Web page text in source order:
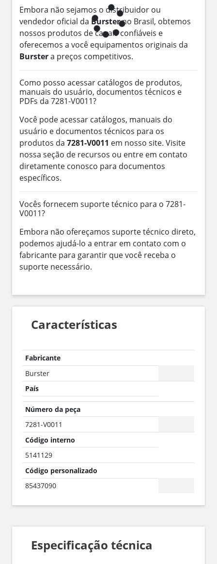
Embora não sejamos o distribuidor ou
vendedor oficial da Bursterno Brasil, obtemos
nossos produtos de canais confiáveis e
oferecemos a você equipamentos originais da
Burstera preços competitivos.
Como posso acessar catálogos de produtos,
manuais do usuário, documentos técnicos e
PDFs da 7281-V0011?
Você pode acessar catálogos, manuais do
usuário e documentos técnicos para os
produtos da 7281-V0011 em nosso site. Visite
nossa seção de recursos ou entre em contato
diretamente conosco para documentos
específicos.
Vocês fornecem suporte técnico para o 7281-
V0011?
Embora não ofereçamos suporte técnico direto,
podemos ajudá-lo a entrar em contato com o
fabricante para garantir que você receba o
suporte necessário.
Características
Fabricante
Burster
País
Número da peça
7281-V0011
Código interno
5141129
Código personalizado
85437090
Especificação técnica